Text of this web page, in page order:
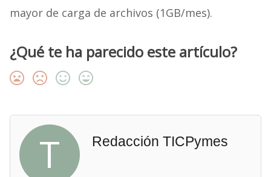
mayor de carga de archivos (1GB/mes).
¿Qué te ha parecido este artículo?
T Redacción TICPymes